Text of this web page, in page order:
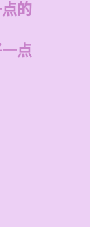
的
点